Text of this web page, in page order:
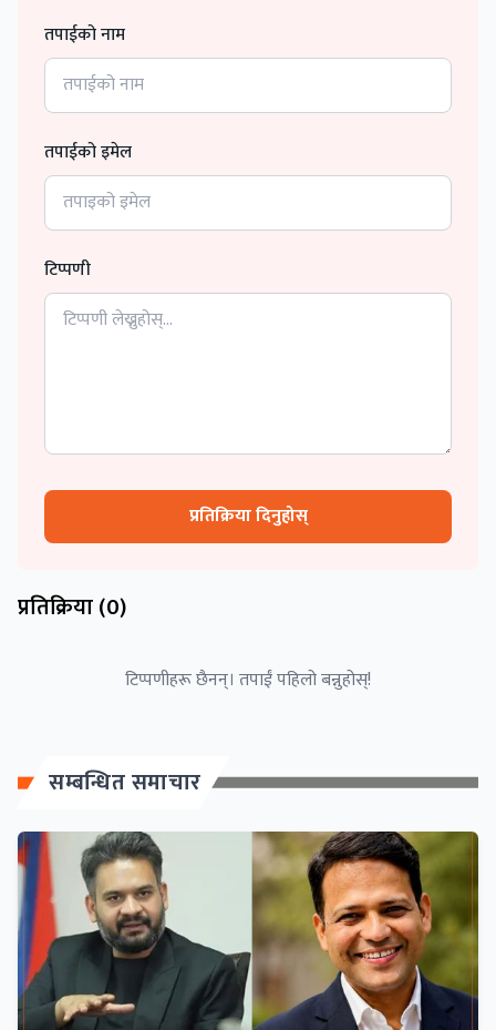
तपाईको नाम
तपाईको इमेल
टिप्पणी
प्रतिक्रिया दिनुहोस्
प्रतिक्रिया (0)
टिप्पणीहरू छैनन्। तपाईं पहिलो बन्नुहोस्!
सम्बन्धित समाचार